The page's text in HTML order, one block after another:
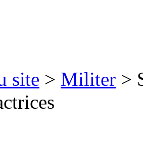
site > Militer >